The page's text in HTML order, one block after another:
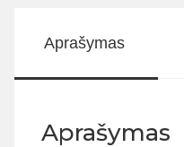
Aprašymas
Aprašymas